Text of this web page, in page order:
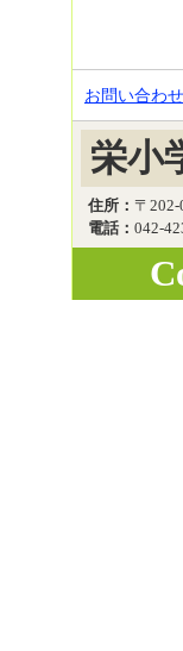
お問い合わせ
栄小
住所： 〒
電話： 042-